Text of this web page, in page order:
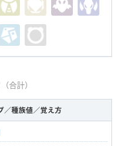
合計）
／種族値／覚え方